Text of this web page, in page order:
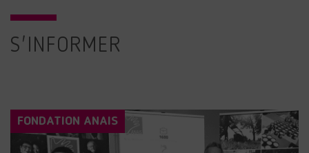
S'INFORMER
FONDATION ANAIS